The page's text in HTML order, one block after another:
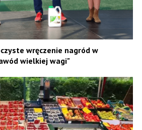
wręczenie nagród w
wielkiej wagi"